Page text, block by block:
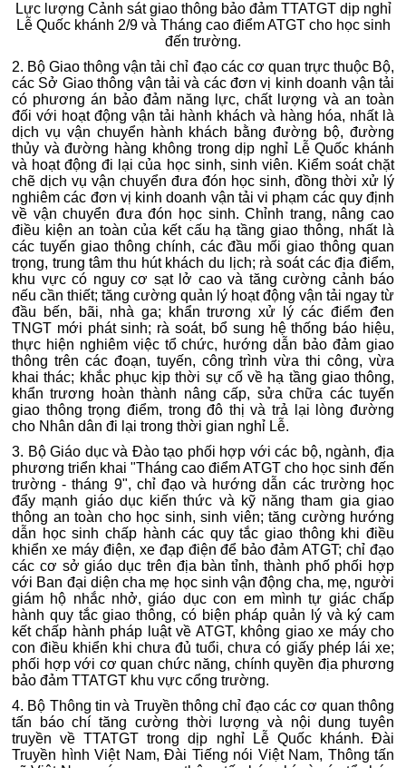
Lực lượng Cảnh sát giao thông bảo đảm TTATGT dịp nghỉ
Lễ Quốc khánh 2/9 và Tháng cao điểm ATGT cho học sinh
đến trường.
2. Bộ Giao thông vận tải chỉ đạo các cơ quan trực thuộc Bộ,
các Sở Giao thông vận tải và các đơn vị kinh doanh vận tải
có phương án bảo đảm năng lực, chất lượng và an toàn
đối với hoạt động vận tải hành khách và hàng hóa, nhất là
dịch vụ vận chuyển hành khách bằng đường bộ, đường
thủy và đường hàng không trong dịp nghỉ Lễ Quốc khánh
và hoạt động đi lại của học sinh, sinh viên. Kiểm soát chặt
chẽ dịch vụ vận chuyển đưa đón học sinh, đồng thời xử lý
nghiêm các đơn vị kinh doanh vận tải vi phạm các quy định
về vận chuyển đưa đón học sinh. Chỉnh trang, nâng cao
điều kiện an toàn của kết cấu hạ tầng giao thông, nhất là
các tuyến giao thông chính, các đầu mối giao thông quan
trọng, trung tâm thu hút khách du lịch; rà soát các địa điểm,
khu vực có nguy cơ sạt lở cao và tăng cường cảnh báo
nếu cần thiết; tăng cường quản lý hoạt động vận tải ngay từ
đầu bến, bãi, nhà ga; khẩn trương xử lý các điểm đen
TNGT mới phát sinh; rà soát, bổ sung hệ thống báo hiệu,
thực hiện nghiêm việc tổ chức, hướng dẫn bảo đảm giao
thông trên các đoạn, tuyến, công trình vừa thi công, vừa
khai thác; khắc phục kịp thời sự cố về hạ tầng giao thông,
khẩn trương hoàn thành nâng cấp, sửa chữa các tuyến
giao thông trọng điểm, trong đô thị và trả lại lòng đường
cho Nhân dân đi lại trong thời gian nghỉ Lễ.
3. Bộ Giáo dục và Đào tạo phối hợp với các bộ, ngành, địa
phương triển khai "Tháng cao điểm ATGT cho học sinh đến
trường - tháng 9", chỉ đạo và hướng dẫn các trường học
đẩy mạnh giáo dục kiến thức và kỹ năng tham gia giao
thông an toàn cho học sinh, sinh viên; tăng cường hướng
dẫn học sinh chấp hành các quy tắc giao thông khi điều
khiển xe máy điện, xe đạp điện để bảo đảm ATGT; chỉ đạo
các cơ sở giáo dục trên địa bàn tỉnh, thành phố phối hợp
với Ban đại diện cha mẹ học sinh vận động cha, mẹ, người
giám hộ nhắc nhở, giáo dục con em mình tự giác chấp
hành quy tắc giao thông, có biện pháp quản lý và ký cam
kết chấp hành pháp luật về ATGT, không giao xe máy cho
con điều khiển khi chưa đủ tuổi, chưa có giấy phép lái xe;
phối hợp với cơ quan chức năng, chính quyền địa phương
bảo đảm TTATGT khu vực cổng trường.
4. Bộ Thông tin và Truyền thông chỉ đạo các cơ quan thông
tấn báo chí tăng cường thời lượng và nội dung tuyên
truyền về TTATGT trong dịp nghỉ Lễ Quốc khánh. Đài
Truyền hình Việt Nam, Đài Tiếng nói Việt Nam, Thông tấn